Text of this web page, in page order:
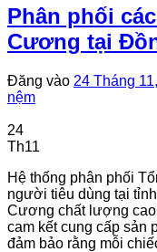
Phân phối
Cương tại
Đăng vào 24 Tháng
nệm
24
Th11
Hệ thống phân phối
người tiêu dùng tại
Cương chất lượng
cam kết cung cấp sản
đảm bảo rằng mỗi